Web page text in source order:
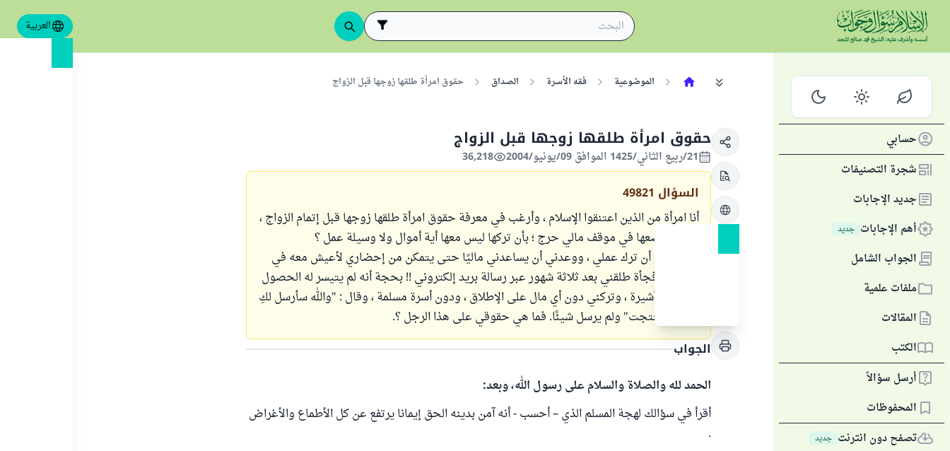
العربية
حسابي
شجرة التصنيفات
جديد الإجابات
أهم الإجابات جديد
الجواب الشامل
ملفات علمية
المقالات
الكتب
أرسل سؤالاً
المحفوظات
تصفح دون انترنت جديد
الموضوعية فقه الأسرة الصداق حقوق امرأة طلقها زوجها قبل الزواج
حقوق امرأة طلقها زوجها قبل الزواج
21/ربيع الثاني/1425 الموافق 09/يونيو/2004 36,218
السؤال 49821
أنا امرأة من الذين اعتنقوا الإسلام ، وأرغب في معرفة حقوق امرأة طلقها زوجها قبل إتمام الزواج ،
بعد أن وضعها في موقف مالي حرج ؛ بأن تركها ليس معها أية أموال ولا وسيلة عمل ؟
طلب مني أن ترك عملي ، ووعدني أن يساعدني ماليًا حتى يتمكن من إحضاري لأعيش معه في
بلده ، ثم فجأة طلقني بعد ثلاثة شهور عبر رسالة بريد إلكتروني !! بحجة أنه لم يتيسر له الحصول
لي على تأشيرة ، وتركني دون أي مال على الإطلاق ، ودون أسرة مسلمة ، وقال : "والله سأرسل لكِ
مالاً إذا احتجت" ولم يرسل شيئًا. فما هي حقوقي على هذا الرجل ؟.
الجواب
الحمد لله والصلاة والسلام على رسول الله، وبعد:
أقرأ في سؤالك لهجة المسلم الذي – أحسب - أنه آمن بدينه الحق إيمانا يرتفع عن كل الأطماع والأغراض
.